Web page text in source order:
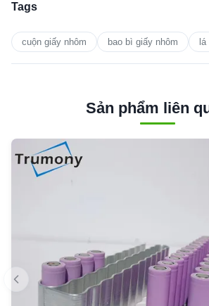
Tags
cuộn giấy nhôm bao bì giấy nhôm
Sản phẩm liên